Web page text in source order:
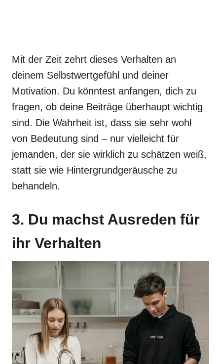
Mit der Zeit zehrt dieses Verhalten an
deinem Selbstwertgefühl und deiner
Motivation. Du könntest anfangen, dich zu
fragen, ob deine Beiträge überhaupt wichtig
sind. Die Wahrheit ist, dass sie sehr wohl
von Bedeutung sind – nur vielleicht für
jemanden, der sie wirklich zu schätzen weiß,
statt sie wie Hintergrundgeräusche zu
behandeln.
3. Du machst Ausreden für
ihr Verhalten